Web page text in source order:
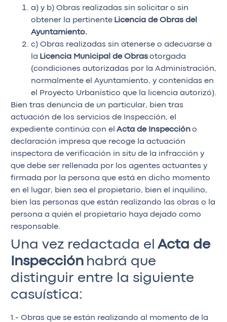
a) y b) Obras realizadas sin solicitar o sin
obtener la pertinente Licencia de Obras del
Ayuntamiento.
c) Obras realizadas sin atenerse o adecuarse a
la Licencia Municipal de Obras otorgada
(condiciones autorizadas por la Administración,
normalmente el Ayuntamiento, y contenidas en
el Proyecto Urbanístico que la licencia autorizó).
Bien tras denuncia de un particular, bien tras
actuación de los servicios de Inspección, el
expediente continúa con el Acta de Inspección o
declaración impresa que recoge la actuación
inspectora de verificación in situ de la infracción y
que debe ser rellenada por los agentes actuantes y
firmada por la persona que está en dicho momento
en el lugar, bien sea el propietario, bien el inquilino,
bien las personas que están realizando las obras o la
persona a quién el propietario haya dejado como
responsable.
Una vez redactada el Acta de
Inspección habrá que
distinguir entre la siguiente
casuística:
1.- Obras que se están realizando al momento de la